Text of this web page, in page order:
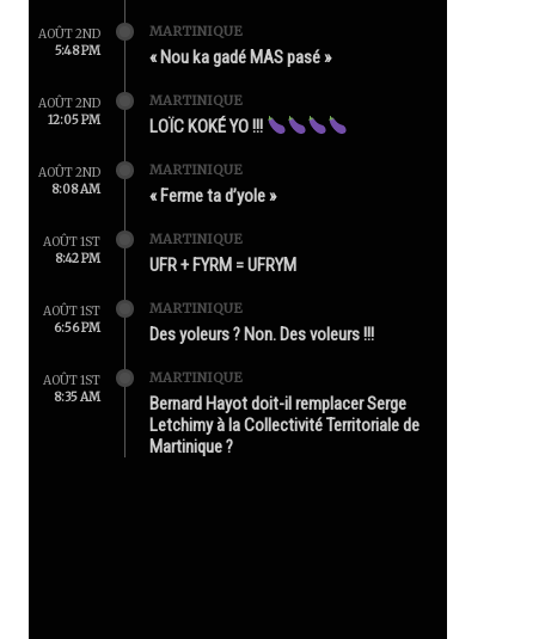
AOÛT 2ND
5:48 PM
MARTINIQUE
« Nou ka gadé MAS pasé »
AOÛT 2ND
12:05 PM
MARTINIQUE
LOÏC KOKÉ YO !!!
AOÛT 2ND
8:08 AM
MARTINIQUE
« Ferme ta d’yole »
AOÛT 1ST
8:42 PM
MARTINIQUE
UFR + FYRM = UFRYM
AOÛT 1ST
6:56 PM
MARTINIQUE
Des yoleurs ? Non. Des voleurs !!!
AOÛT 1ST
8:35 AM
MARTINIQUE
Bernard Hayot doit-il remplacer Serge
Letchimy à la Collectivité Territoriale de
Martinique ?